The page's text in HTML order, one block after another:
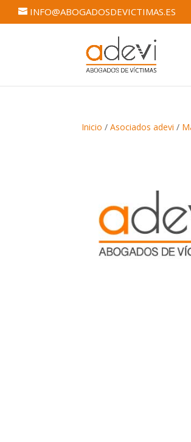
INFO@ABOGADOSDEVICTIMAS.ES
Inicio /Asociados adevi /